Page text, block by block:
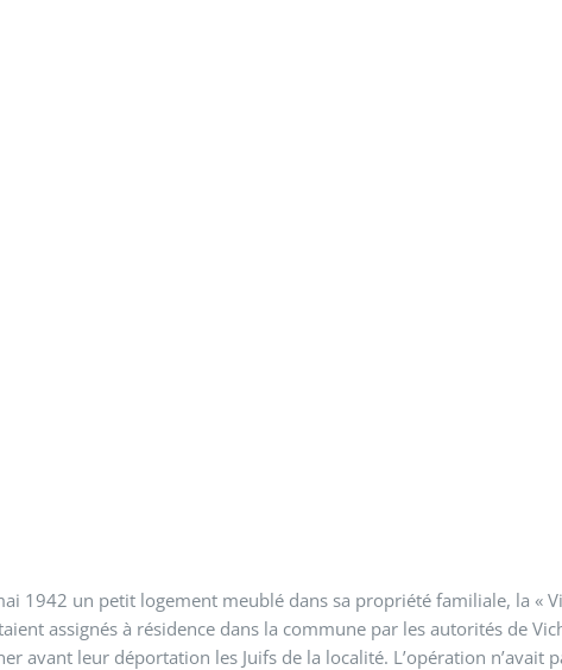
1942 un petit logement meublé dans sa propriété familiale, la «
assignés à résidence dans la commune par les autorités de
avant leur déportation les Juifs de la localité. L’opération n’avait